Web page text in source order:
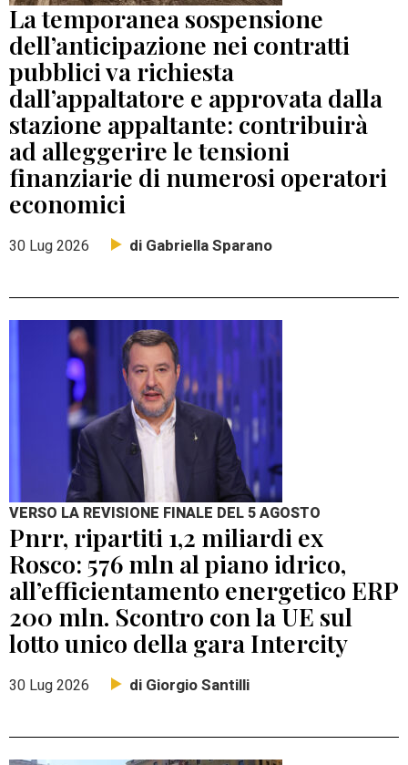
La temporanea sospensione
dell’anticipazione nei contratti
pubblici va richiesta
dall’appaltatore e approvata dalla
stazione appaltante: contribuirà
ad alleggerire le tensioni
finanziarie di numerosi operatori
economici
30 Lug 2026 di Gabriella Sparano
VERSO LA REVISIONE FINALE DEL 5 AGOSTO
Pnrr, ripartiti 1,2 miliardi ex
Rosco: 576 mln al piano idrico,
all’efficientamento energetico ERP
200 mln. Scontro con la UE sul
lotto unico della gara Intercity
30 Lug 2026 di Giorgio Santilli